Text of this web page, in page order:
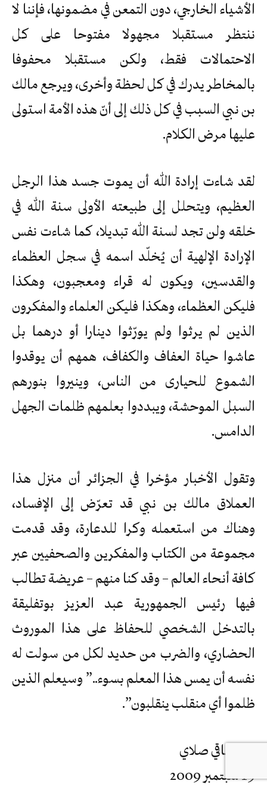
الأشياء الخارجي، دون التمعن في مضمونها، فإننا لا
ننتظر مستقبلا مجهولا مفتوحا على كل
الاحتمالات فقط، ولكن مستقبلا محفوفا
بالمخاطر يدرك في كل لحظة وأخرى، ويرجع مالك
بن نبي السبب في كل ذلك إلى أنّ هذه الأمة استولى
عليها مرض الكلام.
لقد شاءت إرادة الله أن يموت جسد هذا الرجل
العظيم، ويتحلل إلى طبيعته الأولى سنة الله في
خلقه ولن تجد لسنة الله تبديلا، كما شاءت نفس
الإرادة الإلهية أن يُخلّد اسمه في سجل العظماء
والقدسين، ويكون له قراء ومعجبون، وهكذا
فليكن العظماء، وهكذا فليكن العلماء والمفكرون
الذين لم يرثوا ولم يورّثوا دينارا أو درهما بل
عاشوا حياة العفاف والكفاف، همهم أن يوقدوا
الشموع للحيارى من الناس، وينيروا بنورهم
السبل الموحشة، ويبددوا بعلمهم ظلمات الجهل
الدامس.
وتقول الأخبار مؤخرا في الجزائر أن منزل هذا
العملاق مالك بن نبي قد تعرّض إلى الإفساد،
وهناك من استعمله وكرا للدعارة، وقد قدمت
مجموعة من الكتاب والمفكرين والصحفيين عبر
كافة أنحاء العالم – وقد كنا منهم – عريضة تطالب
فيها رئيس الجمهورية عبد العزيز بوتفليقة
بالتدخل الشخصي للحفاظ على هذا الموروث
الحضاري، والضرب من حديد لكل من سولت له
نفسه أن يمس هذا المعلم بسوء..” وسيعلم الذين
ظلموا أي منقلب ينقلبون”.
عبدالباقي صلاي
19 سبتمبر 2009